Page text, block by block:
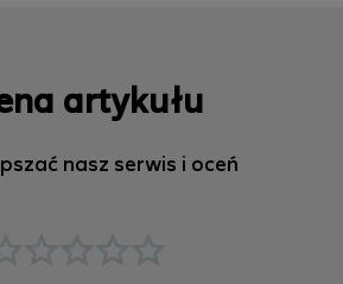
artykułu
nasz serwis i oceń